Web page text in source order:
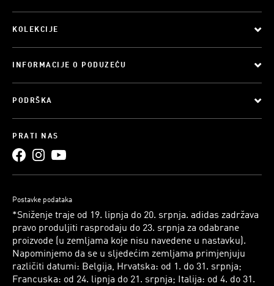
KOLEKCIJE
INFORMACIJE O PODUZEĆU
PODRŠKA
PRATI NAS
Postavke podataka
*Sniženje traje od 19. lipnja do 20. srpnja. adidas zadržava
pravo produljiti rasprodaju do 23. srpnja za odabrane
proizvode (u zemljama koje nisu navedene u nastavku).
Napominjemo da se u sljedećim zemljama primjenjuju
različiti datumi: Belgija, Hrvatska: od 1. do 31. srpnja;
Francuska: od 24. lipnja do 21. srpnja; Italija: od 4. do 31.